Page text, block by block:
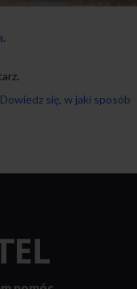
.
Dowiedz się, w jaki sposób
strony